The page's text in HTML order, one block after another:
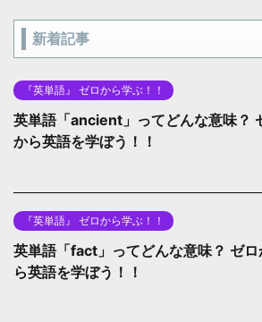
新着記事
『英単語』 ゼロから学ぶ！！
英単語「ancient」ってどんな意味？
から英語を学ぼう！！
『英単語』 ゼロから学ぶ！！
英単語「fact」ってどんな意味？ ゼロ
ら英語を学ぼう！！